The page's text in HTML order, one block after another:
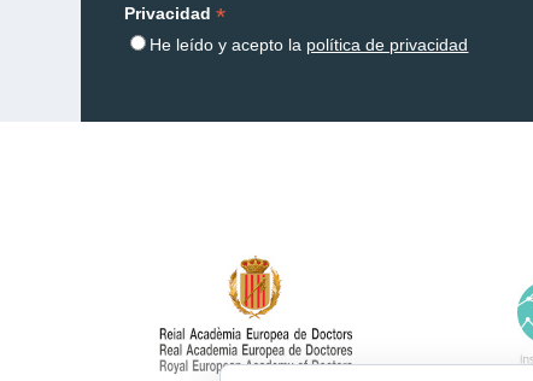
Privacidad*
He leído y acepto la política de privacidad